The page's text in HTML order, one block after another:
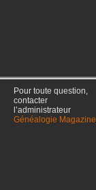
Pour toute question,
contacter
l’administrateur
Généalogie Magazine